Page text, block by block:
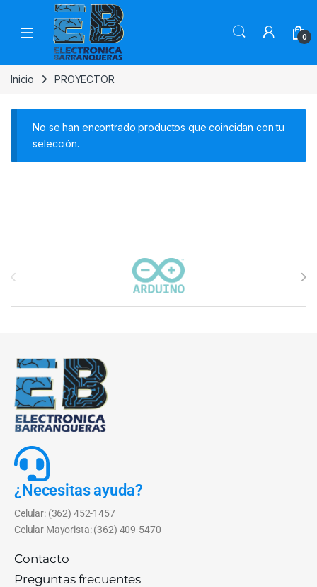
0
Inicio PROYECTOR
No se han encontrado productos que coincidan con tu
selección.
Carrusel de marcas
¿Necesitas ayuda?
Celular: (362) 452-1457
Celular Mayorista: (362) 409-5470
Contacto
Preguntas frecuentes